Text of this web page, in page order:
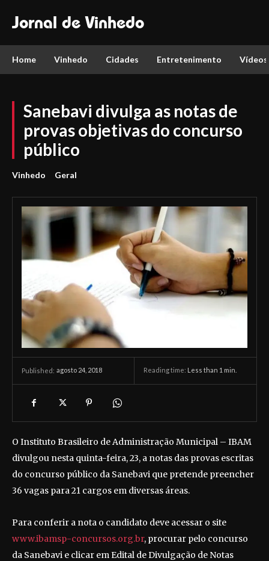
Jornal de Vinhedo
Home Vinhedo Cidades Entretenimento Vídeos
Sanebavi divulga as notas de
provas objetivas do concurso
público
Vinhedo Geral
Published: agosto 24, 2018 Reading time: Less than 1 min.
O Instituto Brasileiro de Administração Municipal – IBAM
divulgou nesta quinta-feira, 23, a notas das provas escritas
do concurso público da Sanebavi que pretende preencher
36 vagas para 21 cargos em diversas áreas.
Para conferir a nota o candidato deve acessar o site
www.ibamsp-concursos.org.br, procurar pelo concurso
da Sanebavi e clicar em Edital de Divulgação de Notas